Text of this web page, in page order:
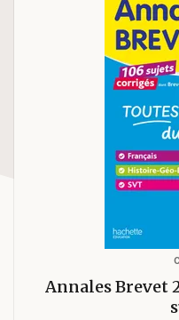
Annales Brevet